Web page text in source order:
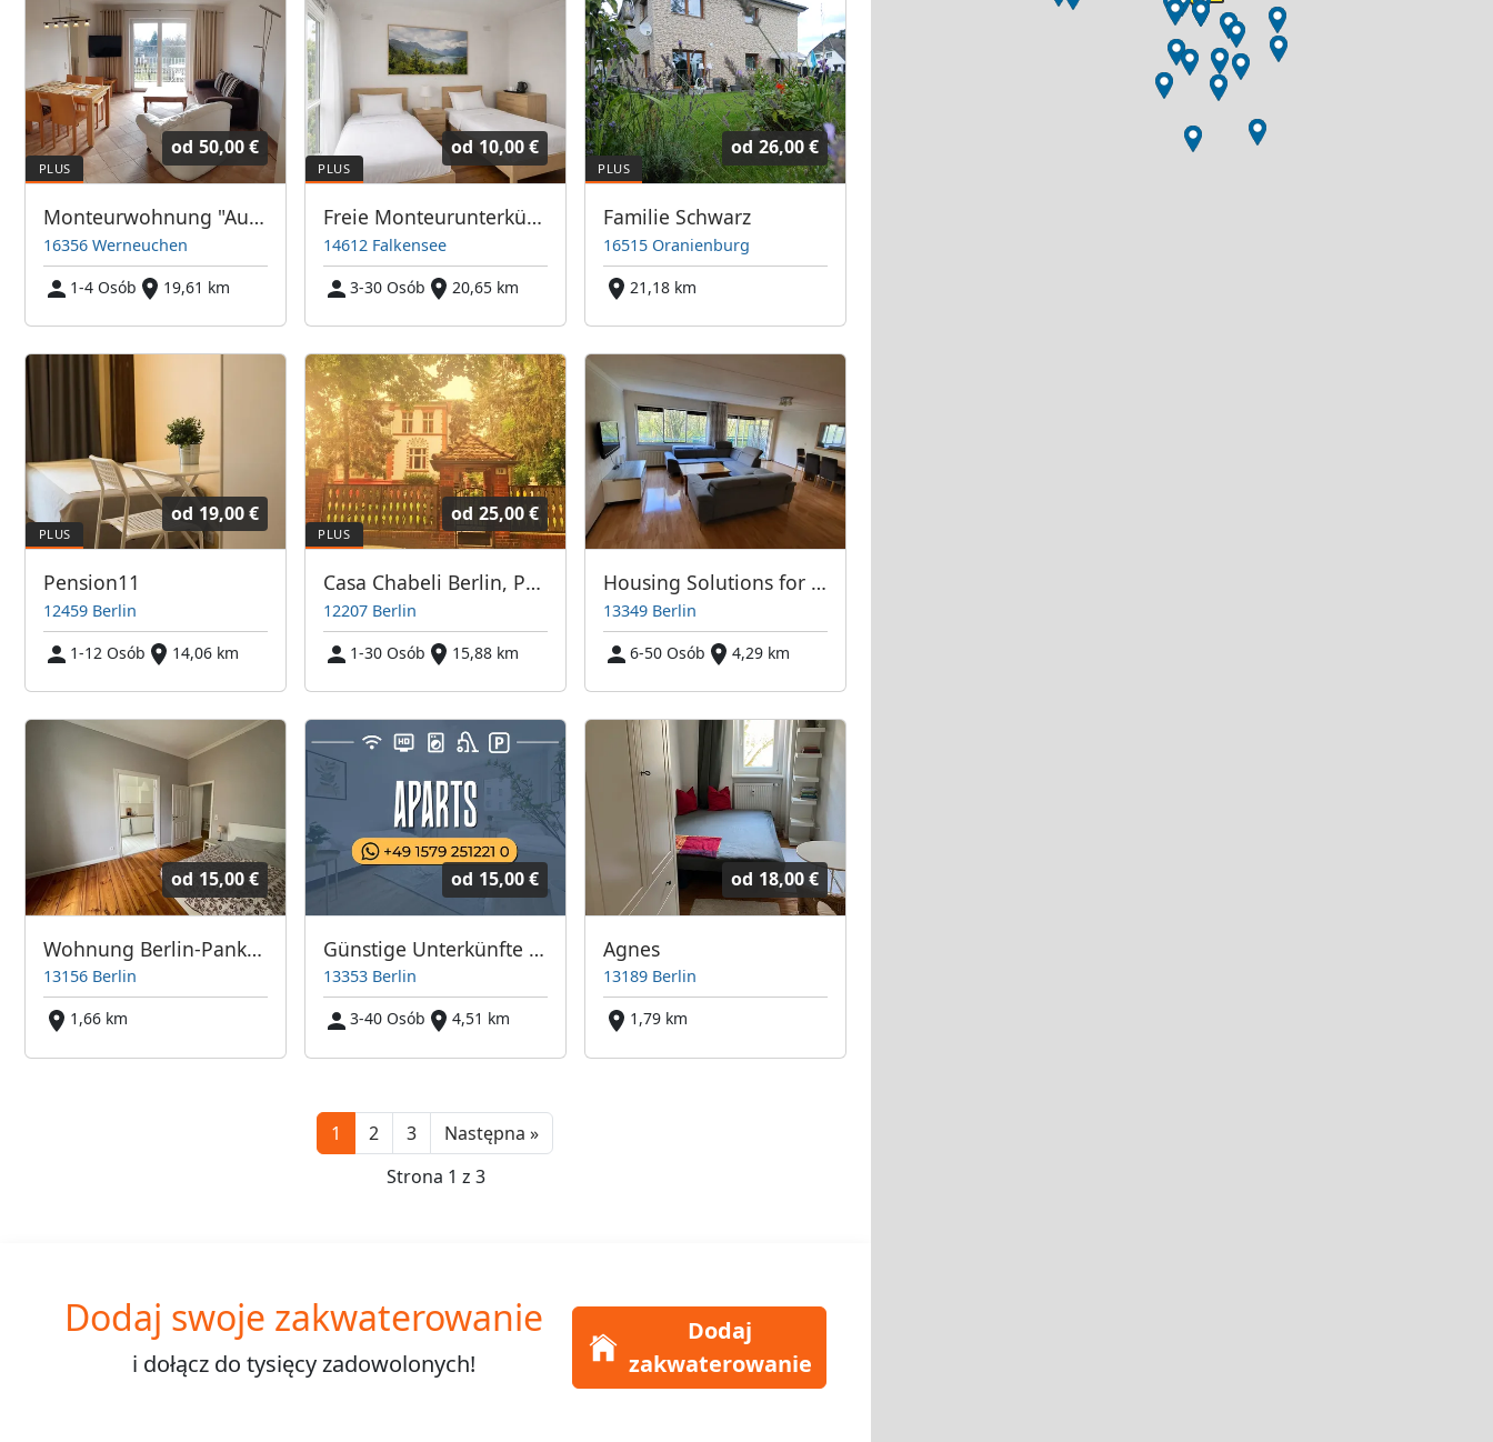
od 50,00 €
Monteurwohnung "Ausblick" 5 min von der A 10 Abfahrt Blumberg
16356 Werneuchen
1-4 Osób
19,61 km
od 10,00 €
Freie Monteurunterkünfte in Falkensee – JETZT anrufen! Wir sprechen auch Polnisch
14612 Falkensee
3-30 Osób
20,65 km
od 26,00 €
Familie Schwarz
16515 Oranienburg
21,18 km
od 19,00 €
Pension11
12459 Berlin
1-12 Osób
14,06 km
od 25,00 €
Casa Chabeli Berlin, Pension / Gästehaus, Ferienwohnung - Berlin Steglitz-Zehlendorf
12207 Berlin
1-30 Osób
15,88 km
Housing Solutions for Employee Housing
13349 Berlin
6-50 Osób
4,29 km
od 15,00 €
Wohnung Berlin-Pankow
13156 Berlin
1,66 km
od 15,00 €
Günstige Unterkünfte in Wedding
13353 Berlin
3-40 Osób
4,51 km
od 18,00 €
Agnes
13189 Berlin
1,79 km
1 2 3 Następna »Next
Strona 1 z 3
Dodaj swoje zakwaterowanie
i dołącz do tysięcyzadowolonych!
Dodaj
zakwaterowanie